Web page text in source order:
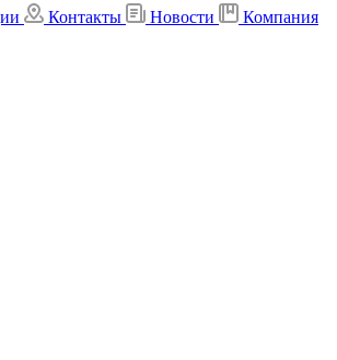
Контакты Новости
Компания